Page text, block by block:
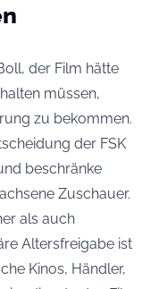
der Film hätte
müssen,
zu bekommen.
der FSK
beschränke
Zuschauer.
als auch
Altersfreigabe ist
Kinos, Händler,